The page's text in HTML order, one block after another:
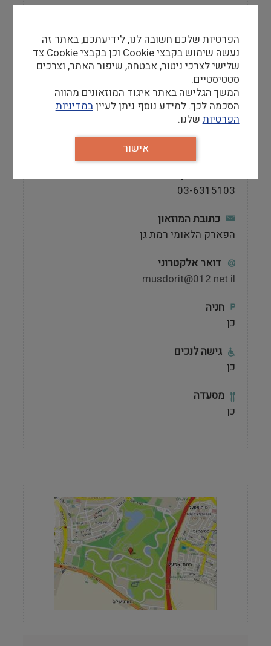
ימים א' – ה' 09:00 – 14:00
שבת 10:00 – 17:00
אתר
http://WWW.ADAMVECHAI.ORG.IL
03-6315103
כתובת המוזאון
הפארק הלאומי רמת גן
דואר אלקטרוני
musdorit@012.net.il
חניה
כן
גישה לנכים
כן
מסעדה
כן
הפרטיות שלכם חשובה לנו, לידיעתכם, באתר זה
נעשה שימוש בקבצי Cookie וכן בקבצי Cookie צד
שלישי לצרכי ניטור, אבטחה, שיפור האתר, וצרכים
סטטיסטיים.
המשך הגלישה באתר איגוד המוזאונים מהווה
הסכמה לכך. למידע נוסף ניתן לעייןבמדיניות
הפרטיות שלנו.
אישור